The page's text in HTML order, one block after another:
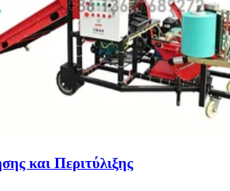
και Περιτύλιξης